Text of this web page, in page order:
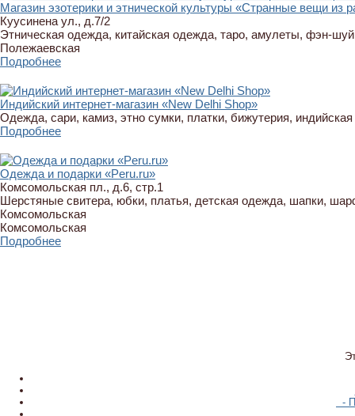
Магазин эзотерики и этнической культуры «Странные вещи из
Куусинена ул., д.7/2
Этническая одежда, китайская одежда, таро, амулеты, фэн-
Полежаевская
Подробнее
Индийский интернет-магазин «New Delhi Shop»
Одежда, сари, камиз, этно сумки, платки, бижутерия, индийская
Подробнее
Одежда и подарки «Peru.ru»
Комсомольская пл., д.6, стр.1
Шерстяные свитера, юбки, платья, детская одежда, шапки,
Комсомольская
Комсомольская
Подробнее
-